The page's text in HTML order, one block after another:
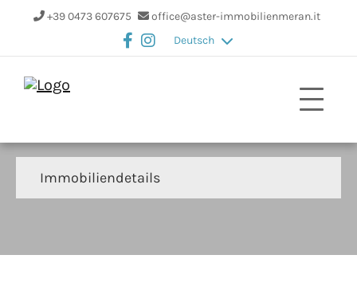
+39 0473 607675
office@aster-immobilienmeran.it
Deutsch
Immobiliendetails